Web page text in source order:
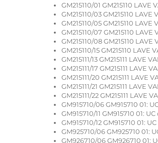
GM215110/01 GM215110
GM215110/03 GM215110
GM215110/05 GM215110
GM215110/07 GM215110
GM215110/08 GM215110
GM215110/15 GM215110 LAVE
GM215111/13 GM215111 LAVE
GM215111/17 GM215111 LAVE
GM215111/20 GM215111 LAVE
GM215111/21 GM215111 LAVE
GM215111/22 GM215111 LAVE
GM915710/06 GM915710 01:
GM915710/11 GM915710 01:
GM915710/12 GM915710 01:
GM925710/06 GM925710 01:
GM926710/06 GM926710 01: